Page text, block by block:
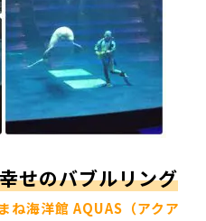
せのバブルリング
ね海洋館 AQUAS（アクア